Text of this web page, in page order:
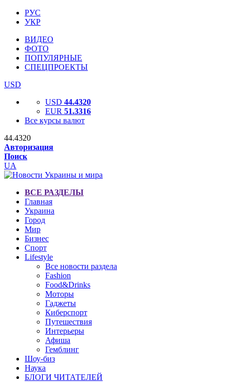
РУС
УКР
ВИДЕО
ФОТО
ПОПУЛЯРНЫЕ
СПЕЦПРОЕКТЫ
USD
USD 44.4320
EUR 51.3316
Все курсы валют
44.4320
Авторизация
Поиск
UA
ВСЕ РАЗДЕЛЫ
Главная
Украина
Город
Мир
Бизнес
Спорт
Lifestyle
Все новости раздела
Fashion
Food&Drinks
Моторы
Гаджеты
Киберспорт
Путешествия
Интерьеры
Афиша
Гемблинг
Шоу-биз
Наука
БЛОГИ ЧИТАТЕЛЕЙ